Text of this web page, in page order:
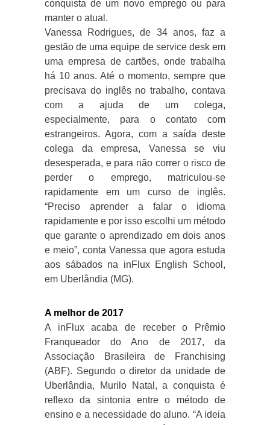
conquista de um novo emprego ou para
manter o atual.
Vanessa Rodrigues, de 34 anos, faz a
gestão de uma equipe de service desk em
uma empresa de cartões, onde trabalha
há 10 anos. Até o momento, sempre que
precisava do inglês no trabalho, contava
com a ajuda de um colega,
especialmente, para o contato com
estrangeiros. Agora, com a saída deste
colega da empresa, Vanessa se viu
desesperada, e para não correr o risco de
perder o emprego, matriculou-se
rapidamente em um curso de inglês.
“Preciso aprender a falar o idioma
rapidamente e por isso escolhi um método
que garante o aprendizado em dois anos
e meio”, conta Vanessa que agora estuda
aos sábados na inFlux English School,
em Uberlândia (MG).
A melhor de 2017
A inFlux acaba de receber o Prêmio
Franqueador do Ano de 2017, da
Associação Brasileira de Franchising
(ABF). Segundo o diretor da unidade de
Uberlândia, Murilo Natal, a conquista é
reflexo da sintonia entre o método de
ensino e a necessidade do aluno. “A ideia